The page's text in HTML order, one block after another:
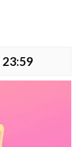
23:59